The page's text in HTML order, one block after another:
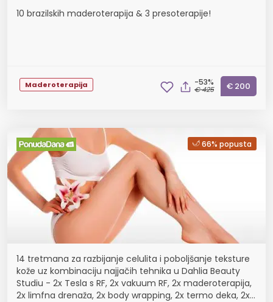
10 brazilskih maderoterapija & 3 presoterapije!
Maderoterapija -53%
€ 425 € 200
66% popusta
14 tretmana za razbijanje celulita i poboljšanje teksture
kože uz kombinaciju najjačih tehnika u Dahlia Beauty
Studiu - 2x Tesla s RF, 2x vakuum RF, 2x maderoterapija,
2x limfna drenaža, 2x body wrapping, 2x termo deka, 2x